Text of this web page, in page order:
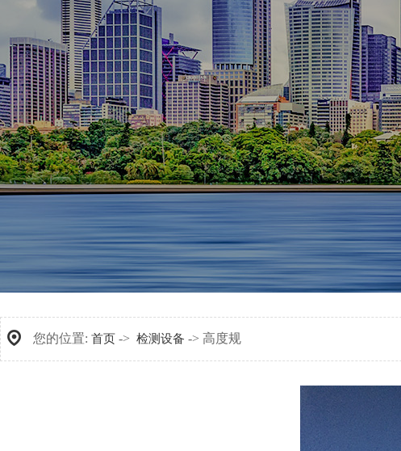
您的位置: 首页 -> 检测设备 -> 高度规